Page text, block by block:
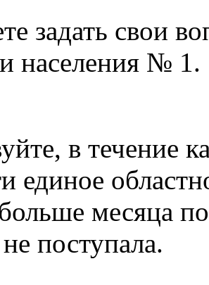
задать свои
населения № 1.
в течение
единое
месяца
поступала.